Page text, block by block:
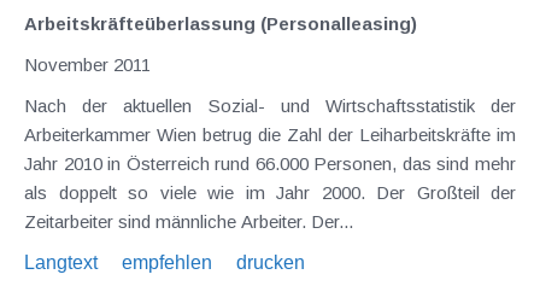
Arbeitskräfteüberlassung (Personalleasing)
November 2011
Nach der aktuellen Sozial- und Wirtschaftsstatistik der
Arbeiterkammer Wien betrug die Zahl der Leiharbeitskräfte im
Jahr 2010 in Österreich rund 66.000 Personen, das sind mehr
als doppelt so viele wie im Jahr 2000. Der Großteil der
Zeitarbeiter sind männliche Arbeiter. Der...
Langtext
empfehlen drucken